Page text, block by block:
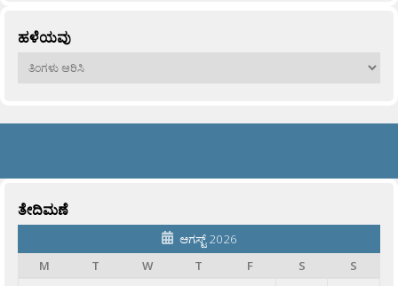
ಹಳೆಯವು
ಹಳೆಯವು
ತೇದಿಮಣೆ
ಆಗಸ್ಟ್ 2026
M
T W T F S
S